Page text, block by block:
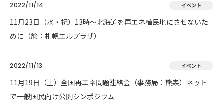
2022/11/14 イベント
11月23日（水・祝）13時～北海道を再エネ植民地にさせないた
めに（於：札幌エルプラザ）
2022/11/13 イベント
11月19日（土）全国再エネ問題連絡会（事務局：熊森）ネット
で一般国民向け公開シンポジウム